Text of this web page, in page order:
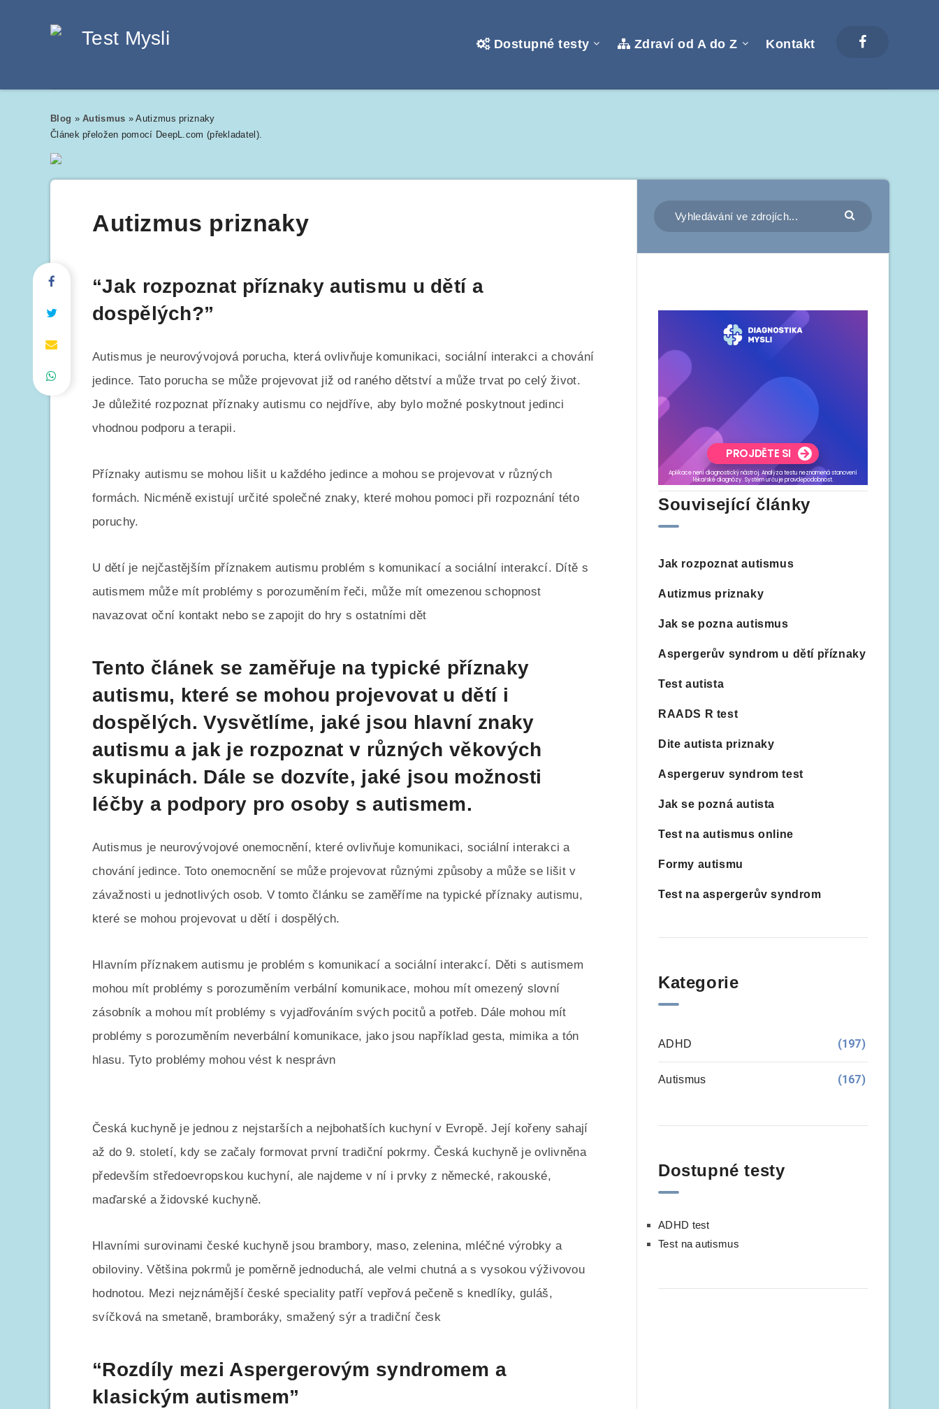
Dostupné testy Zdraví od A do Z Kontakt
Blog »Autismus »Autizmus priznaky
Článek přeložen pomocí DeepL.com (překladatel).
Autizmus priznaky
“Jak rozpoznat příznaky autismu u dětí a
dospělých?”
Autismus je neurovývojová porucha, která ovlivňuje komunikaci, sociální interakci a chování
jedince. Tato porucha se může projevovat již od raného dětství a může trvat po celý život.
Je důležité rozpoznat příznaky autismu co nejdříve, aby bylo možné poskytnout jedinci
vhodnou podporu a terapii.
Příznaky autismu se mohou lišit u každého jedince a mohou se projevovat v různých
formách. Nicméně existují určité společné znaky, které mohou pomoci při rozpoznání této
poruchy.
U dětí je nejčastějším příznakem autismu problém s komunikací a sociální interakcí. Dítě s
autismem může mít problémy s porozuměním řeči, může mít omezenou schopnost
navazovat oční kontakt nebo se zapojit do hry s ostatními dět
Tento článek se zaměřuje na typické příznaky
autismu, které se mohou projevovat u dětí i
dospělých. Vysvětlíme, jaké jsou hlavní znaky
autismu a jak je rozpoznat v různých věkových
skupinách. Dále se dozvíte, jaké jsou možnosti
léčby a podpory pro osoby s autismem.
Autismus je neurovývojové onemocnění, které ovlivňuje komunikaci, sociální interakci a
chování jedince. Toto onemocnění se může projevovat různými způsoby a může se lišit v
závažnosti u jednotlivých osob. V tomto článku se zaměříme na typické příznaky autismu,
které se mohou projevovat u dětí i dospělých.
Hlavním příznakem autismu je problém s komunikací a sociální interakcí. Děti s autismem
mohou mít problémy s porozuměním verbální komunikace, mohou mít omezený slovní
zásobník a mohou mít problémy s vyjadřováním svých pocitů a potřeb. Dále mohou mít
problémy s porozuměním neverbální komunikace, jako jsou například gesta, mimika a tón
hlasu. Tyto problémy mohou vést k nesprávn
Česká kuchyně je jednou z nejstarších a nejbohatších kuchyní v Evropě. Její kořeny sahají
až do 9. století, kdy se začaly formovat první tradiční pokrmy. Česká kuchyně je ovlivněna
především středoevropskou kuchyní, ale najdeme v ní i prvky z německé, rakouské,
maďarské a židovské kuchyně.
Hlavními surovinami české kuchyně jsou brambory, maso, zelenina, mléčné výrobky a
obiloviny. Většina pokrmů je poměrně jednoduchá, ale velmi chutná a s vysokou výživovou
hodnotou. Mezi nejznámější české speciality patří vepřová pečeně s knedlíky, guláš,
svíčková na smetaně, bramboráky, smažený sýr a tradiční česk
“Rozdíly mezi Aspergerovým syndromem a
klasickým autismem”
Související články
Jak rozpoznat autismus
Autizmus priznaky
Jak se pozna autismus
Aspergerův syndrom u dětí příznaky
Test autista
RAADS R test
Dite autista priznaky
Aspergeruv syndrom test
Jak se pozná autista
Test na autismus online
Formy autismu
Test na aspergerův syndrom
Kategorie
ADHD (197)
Autismus (167)
Dostupné testy
ADHD test
Test na autismus